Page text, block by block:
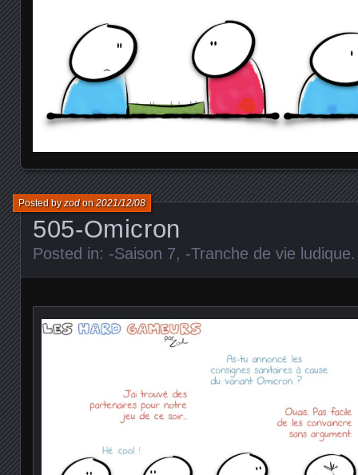
505-Omicron
Posted byzodon2021/12/08
Posted in: -Saison 7, -Tranche de vie ludique